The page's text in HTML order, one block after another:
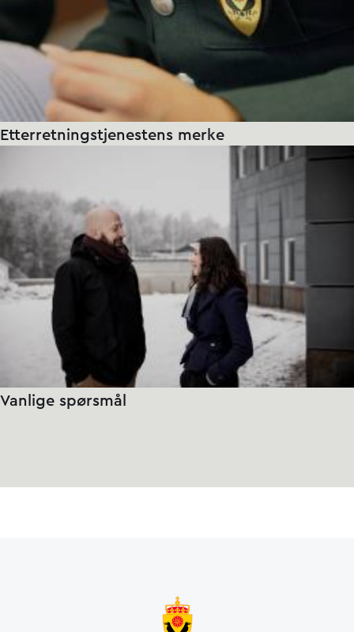
Etterretnings­tjenestens merke
Vanlige spørsmål